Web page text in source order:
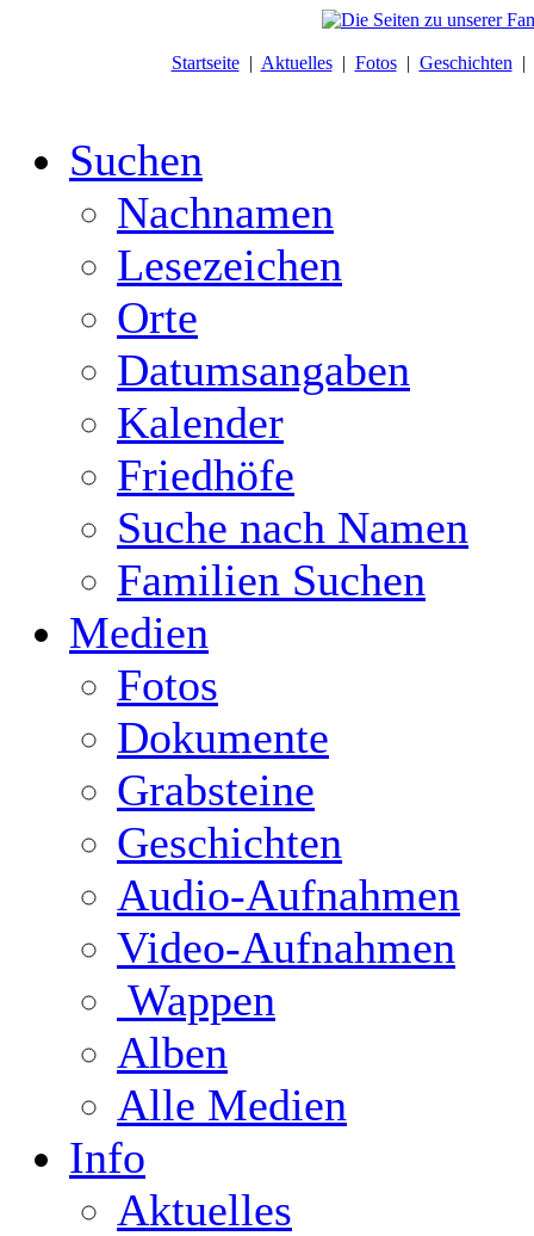
Startseite| Aktuelles| Fotos| Geschichten |
Suchen
Nachnamen
Lesezeichen
Orte
Datumsangaben
Kalender
Friedhöfe
Suche nach Namen
Familien Suchen
Medien
Fotos
Dokumente
Grabsteine
Geschichten
Audio-Aufnahmen
Video-Aufnahmen
Wappen
Alben
Alle Medien
Info
Aktuelles